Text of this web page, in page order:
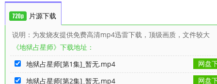
片源下载
说明：为发烧友提供免费高清mp4迅雷下载，顶级画质，文件较大
《地狱占星师》下载地址：
地狱占星师[第1集]_暂无.mp4
网盘
地狱占星师[第2集]_暂无.mp4
网盘